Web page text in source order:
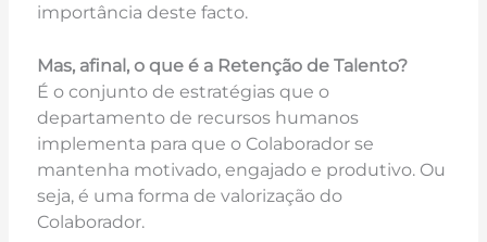
importância deste facto.
Mas, afinal, o que é a Retenção de Talento?
É o conjunto de estratégias que o
departamento de recursos humanos
implementa para que o Colaborador se
mantenha motivado, engajado e produtivo. Ou
seja, é uma forma de valorização do
Colaborador.